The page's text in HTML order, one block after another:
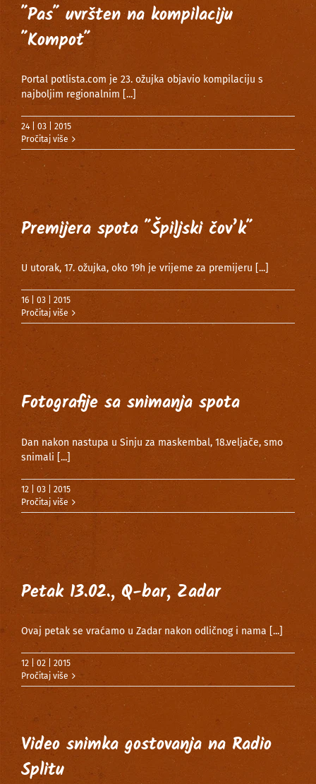
˝Pas˝ uvršten na kompilaciju
˝Kompot˝
Portal potlista.com je 23. ožujka objavio kompilaciju s
najboljim regionalnim [...]
24 | 03 | 2015
Pročitaj više
Premijera spota ˝Špiljski čov’k˝
U utorak, 17. ožujka, oko 19h je vrijeme za premijeru [...]
16 | 03 | 2015
Pročitaj više
Fotografije sa snimanja spota
Dan nakon nastupa u Sinju za maskembal, 18.veljače, smo
snimali [...]
12 | 03 | 2015
Pročitaj više
Petak 13.02., Q-bar, Zadar
Ovaj petak se vraćamo u Zadar nakon odličnog i nama [...]
12 | 02 | 2015
Pročitaj više
Video snimka gostovanja na Radio
Splitu